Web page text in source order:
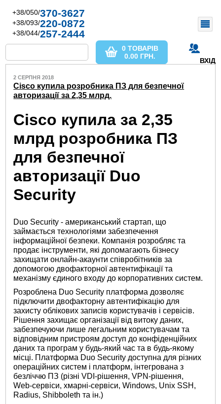
+38/050/370-3627
+38/093/220-0872
+38/044/257-2444
ВХІД
0 ТОВАРІВ
0.00 ГРН.
2 СЕРПНЯ 2018
Cisco купила розробника ПЗ для безпечної
авторизації за 2,35 млрд.
Cisco купила за 2,35
млрд розробника ПЗ
для безпечної
авторизації Duo
Security
Duo Security - американський стартап, що
займається технологіями забезпечення
інформаційної безпеки. Компанія розробляє та
продає інструменти, які допомагають бізнесу
захищати онлайн-акаунти співробітників за
допомогою двофакторної автентифікації та
механізму єдиного входу до корпоративних систем.
Розроблена Duo Security платформа дозволяє
підключити двофакторну автентифікацію для
захисту облікових записів користувачів і сервісів.
Рішення захищає організації від витоку даних,
забезпечуючи лише легальним користувачам та
відповідним пристроям доступ до конфіденційних
даних та програм у будь-який час та в будь-якому
місці. Платформа Duo Security доступна для різних
операційних систем і платформ, інтегрована з
безліччю ПЗ (різні VDI-рішення, VPN-рішення,
Web-сервіси, хмарні-сервіси, Windows, Unix SSH,
Radius, Shibboleth та ін.)